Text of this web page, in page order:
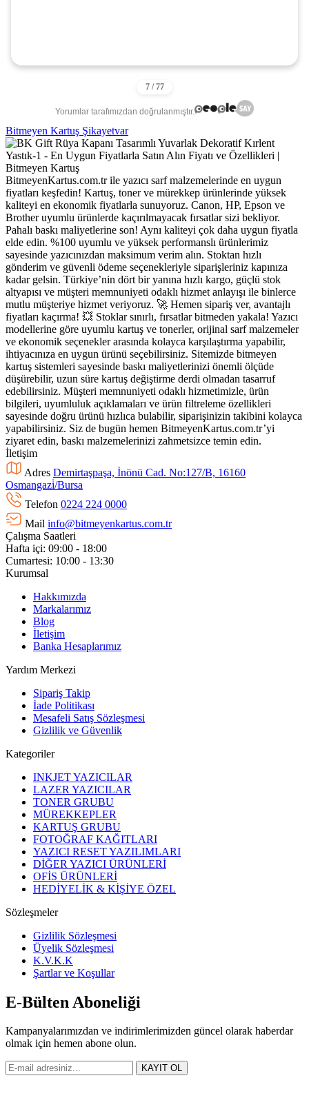
Yorumlar tarafımızdan doğrulanmıştır.
Bitmeyen Kartuş Şikayetvar
BitmeyenKartus.com.tr ile yazıcı sarf malzemelerinde en uygun
fiyatları keşfedin! Kartuş, toner ve mürekkep ürünlerinde yüksek
kaliteyi en ekonomik fiyatlarla sunuyoruz. Canon, HP, Epson ve
Brother uyumlu ürünlerde kaçırılmayacak fırsatlar sizi bekliyor.
Pahalı baskı maliyetlerine son! Aynı kaliteyi çok daha uygun fiyatla
elde edin. %100 uyumlu ve yüksek performanslı ürünlerimiz
sayesinde yazıcınızdan maksimum verim alın. Stoktan hızlı
gönderim ve güvenli ödeme seçenekleriyle siparişleriniz kapınıza
kadar gelsin. Türkiye’nin dört bir yanına hızlı kargo, güçlü stok
altyapısı ve müşteri memnuniyeti odaklı hizmet anlayışı ile binlerce
mutlu müşteriye hizmet veriyoruz. 🚀 Hemen sipariş ver, avantajlı
fiyatları kaçırma! 💥 Stoklar sınırlı, fırsatlar bitmeden yakala! Yazıcı
modellerine göre uyumlu kartuş ve tonerler, orijinal sarf malzemeler
ve ekonomik seçenekler arasında kolayca karşılaştırma yapabilir,
ihtiyacınıza en uygun ürünü seçebilirsiniz. Sitemizde bitmeyen
kartuş sistemleri sayesinde baskı maliyetlerinizi önemli ölçüde
düşürebilir, uzun süre kartuş değiştirme derdi olmadan tasarruf
edebilirsiniz. Müşteri memnuniyeti odaklı hizmetimizle, ürün
bilgileri, uyumluluk açıklamaları ve ürün filtreleme özellikleri
sayesinde doğru ürünü hızlıca bulabilir, siparişinizin takibini kolayca
yapabilirsiniz. Siz de bugün hemen BitmeyenKartus.com.tr’yi
ziyaret edin, baskı malzemelerinizi zahmetsizce temin edin.
İletişim
Adres Demirtaşpaşa, İnönü Cad. No:127/B, 16160
Osmangazi̇/Bursa
Telefon 0224 224 0000
Mail info@bitmeyenkartus.com.tr
Çalışma Saatleri
Hafta içi: 09:00 - 18:00
Cumartesi: 10:00 - 13:30
Kurumsal
Hakkımızda
Markalarımız
Blog
İletişim
Banka Hesaplarımız
Yardım Merkezi
Sipariş Takip
İade Politikası
Mesafeli Satış Sözleşmesi
Gizlilik ve Güvenlik
Kategoriler
INKJET YAZICILAR
LAZER YAZICILAR
TONER GRUBU
MÜREKKEPLER
KARTUŞ GRUBU
FOTOĞRAF KAĞITLARI
YAZICI RESET YAZILIMLARI
DİĞER YAZICI ÜRÜNLERİ
OFİS ÜRÜNLERİ
HEDİYELİK & KİŞİYE ÖZEL
Sözleşmeler
Gizlilik Sözleşmesi
Üyelik Sözleşmesi
K.V.K.K
Şartlar ve Koşullar
E-Bülten Aboneliği
Kampanyalarımızdan ve indirimlerimizden güncel olarak haberdar
olmak için hemen abone olun.
KAYIT OL